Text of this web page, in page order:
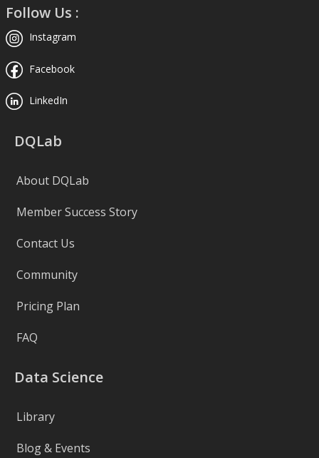
Follow Us :
Instagram
Facebook
LinkedIn
DQLab
About DQLab
Member Success Story
Contact Us
Community
Pricing Plan
FAQ
Data Science
Library
Blog & Events